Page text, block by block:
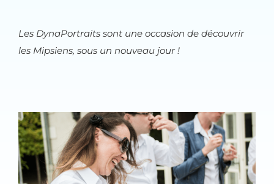
Les DynaPortraits sont une occasion de découvrir
les Mipsiens, sous un nouveau jour !